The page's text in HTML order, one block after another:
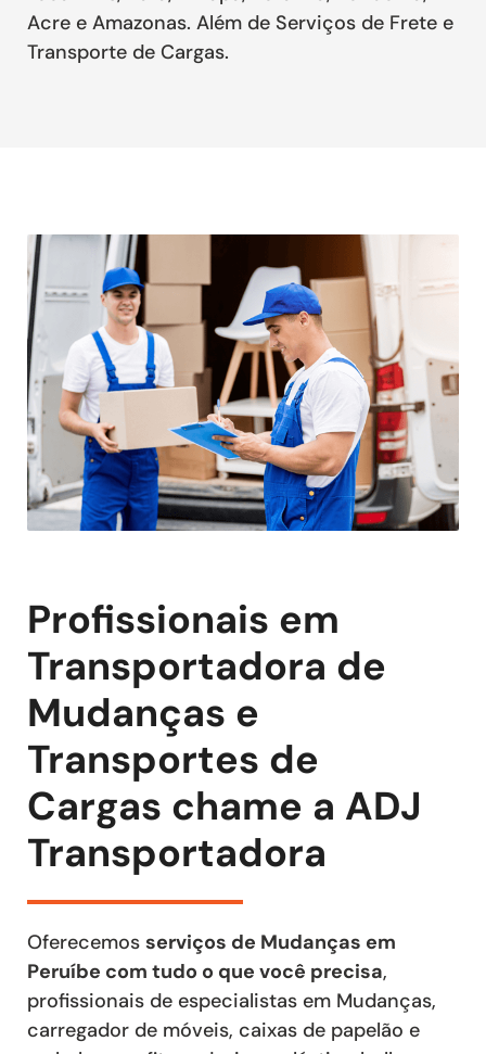
Acre e Amazonas. Além de Serviços de Frete e
Transporte de Cargas.
Profissionais em
Transportadora de
Mudanças e
Transportes de
Cargas chame a ADJ
Transportadora
Oferecemos serviços de Mudanças em
Peruíbe com tudo o que você precisa,
profissionais de especialistas em Mudanças,
carregador de móveis, caixas de papelão e